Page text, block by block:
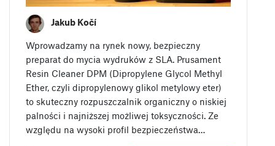
Jakub Kočí
Wprowadzamy na rynek nowy, bezpieczny
preparat do mycia wydruków z SLA. Prusament
Resin Cleaner DPM (Dipropylene Glycol Methyl
Ether, czyli dipropylenowy glikol metylowy eter)
to skuteczny rozpuszczalnik organiczny o niskiej
palności i najniższej możliwej toksyczności. Ze
względu na wysoki profil bezpieczeństwa…